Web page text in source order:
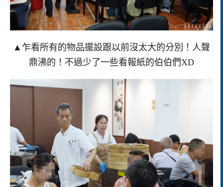
▲乍看所有的物品擺設跟以前沒太大的分別！人聲
鼎沸的！不過少了一些看報紙的伯伯們XD